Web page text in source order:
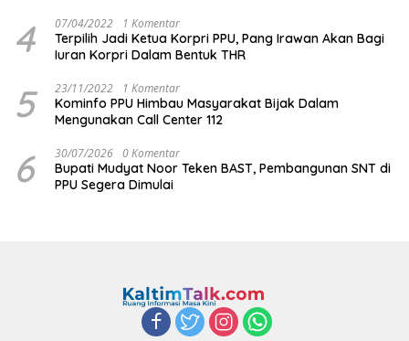
4 07/04/2022 1 Komentar
Terpilih Jadi Ketua Korpri PPU, Pang Irawan Akan Bagi
Iuran Korpri Dalam Bentuk THR
5 23/11/2022 1 Komentar
Kominfo PPU Himbau Masyarakat Bijak Dalam
Mengunakan Call Center 112
6 30/07/2026 0 Komentar
Bupati Mudyat Noor Teken BAST, Pembangunan SNT di
PPU Segera Dimulai